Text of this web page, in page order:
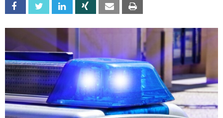
Facebook Twitter Linkedin Xing Email